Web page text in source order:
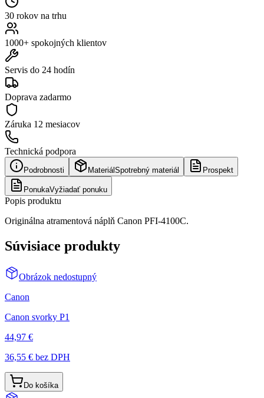
30 rokov na trhu
1000+ spokojných klientov
Servis do 24 hodín
Doprava zadarmo
Záruka 12 mesiacov
Technická podpora
Podrobnosti Materiál Spotrebný materiál Prospekt
PonukaVyžiadať ponuku
Popis produktu
Originálna atramentová náplň Canon PFI-4100C.
Súvisiace produkty
Obrázok nedostupný
Canon
Canon svorky P1
44,97 €
36,55 € bez DPH
Do košíka